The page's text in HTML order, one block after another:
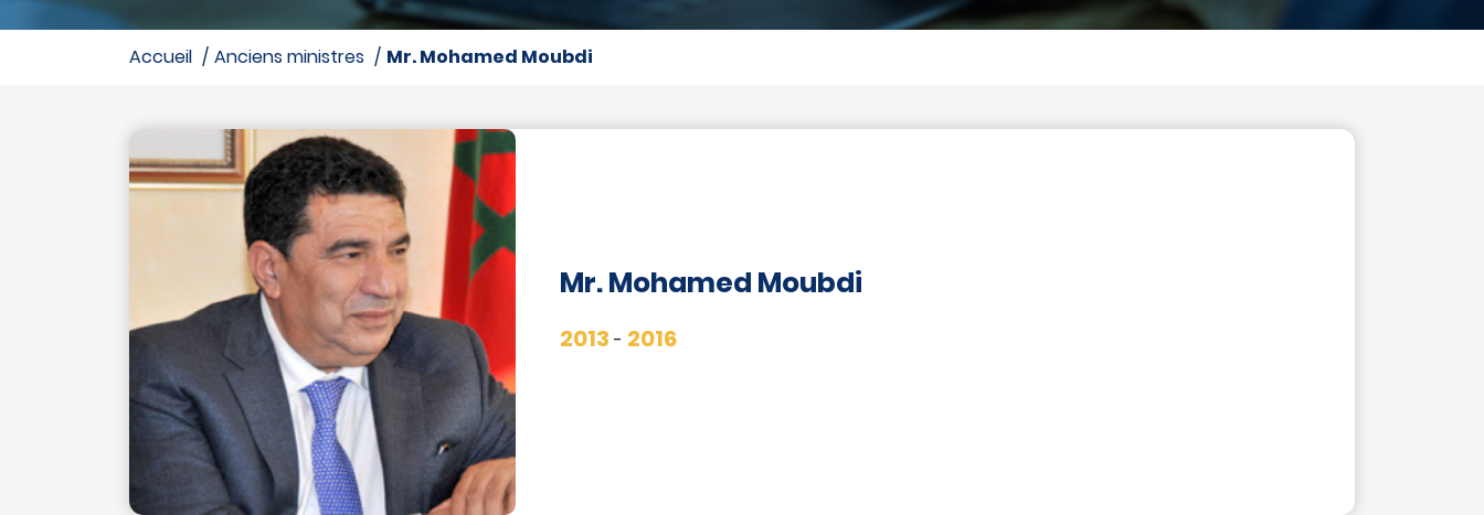
accueil anciens ministres Mr. Mohamed Moubdi
Mr. Mohamed Moubdi
2013 - 2016